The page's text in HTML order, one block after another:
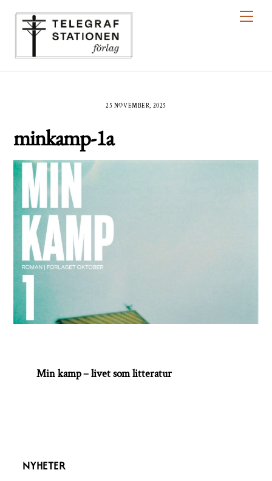
25 NOVEMBER, 2025
minkamp-1a
Min kamp – livet som litteratur
NYHETER